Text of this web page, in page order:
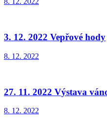
3. 12. 2022 Vepřové hody
8. 12. 2022
27. 11. 2022 Výstava
8. 12. 2022